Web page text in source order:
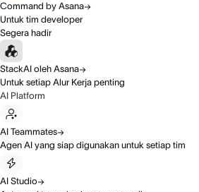
Command by Asana
Untuk tim developer
Segera hadir
StackAI oleh Asana
Untuk setiap Alur Kerja penting
AI Platform
AI Teammates
Agen AI yang siap digunakan untuk setiap tim
AI Studio